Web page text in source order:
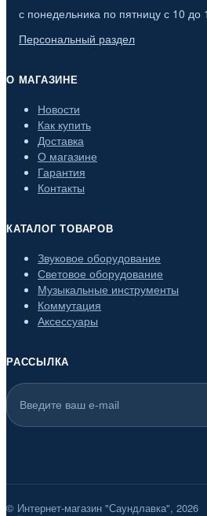
с понедельника по пятницу с 10 до
Персональный раздел
О МАГАЗИНЕ
Новости
Как купить
Доставка
О магазине
Гарантия
Контакты
КАТАЛОГ ТОВАРОВ
Звуковое оборудование
Световое оборудование
Музыкальные инструменты
Коммутация
Аксессуары
РАССЫЛКА
© Интернет-магазин "Саундлавка", 2026